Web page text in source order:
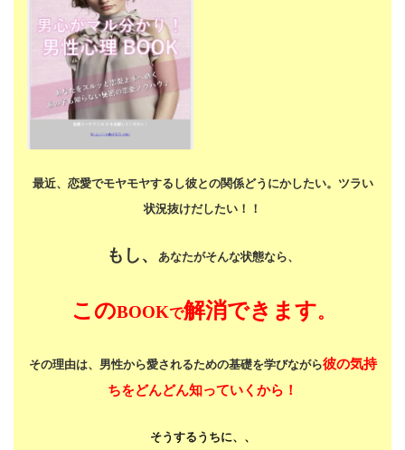
最近、恋愛でモヤモヤするし彼との関係どうにかしたい。 ツラい
状況抜けだしたい！！
もし、 あなたがそんな状態なら、
このBOOKで解消できます。
その理由は、男性から愛されるための基礎を学びながら彼の気持
ちをどんどん知っていくから！
そうするうちに、、